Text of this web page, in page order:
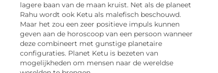
lagere baan van de maan kruist. Net als de planeet
Rahu wordt ook Ketu als malefisch beschouwd.
Maar het zou een zeer positieve impuls kunnen
geven aan de horoscoop van een persoon wanneer
deze combineert met gunstige planetaire
configuraties. Planet Ketu is bezeten van
mogelijkheden om mensen naar de wereldse